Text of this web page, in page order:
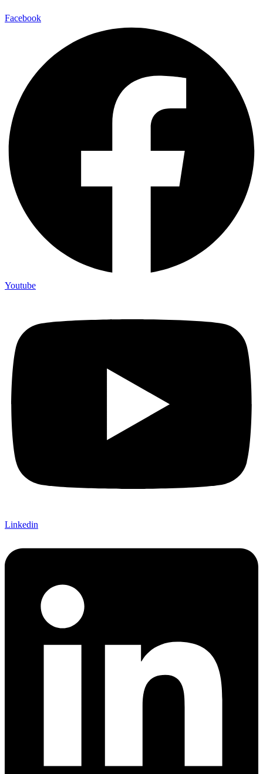
Facebook
Youtube
Linkedin